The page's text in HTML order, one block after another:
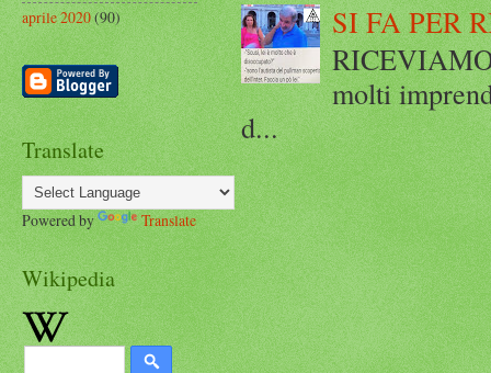
SI FA PER
molti
d...
aprile 2020(90)
Translate
Powered by Translate
Wikipedia